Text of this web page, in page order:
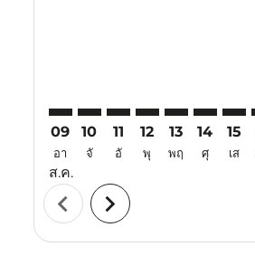
09
อา
ส.ค.
10
จั
11
อั
12
พุ
13
พฤ
14
ศุ
15
เส
chevron_left chevron_right